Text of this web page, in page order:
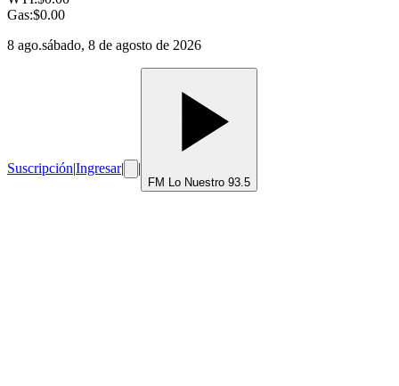
Gas:$0.00
8 ago.sábado, 8 de agosto de 2026
Suscripción|Ingresar| |
FM Lo Nuestro 93.5